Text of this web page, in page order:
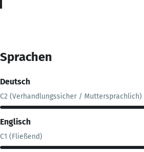
Sprachen
Deutsch
C2 (Verhandlungssicher / Muttersprachlich)
Englisch
C1 (Fließend)